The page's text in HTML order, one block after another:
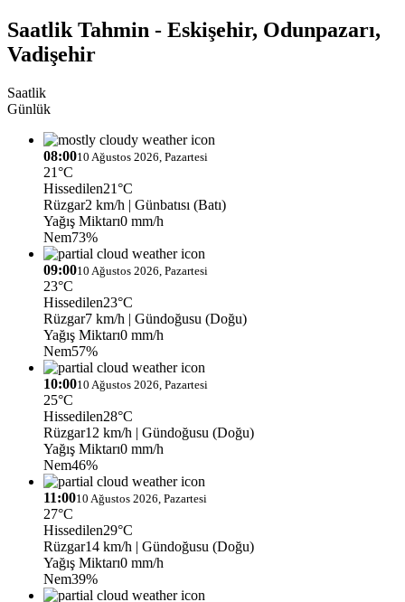
Saatlik Tahmin - Eskişehir, Odunpazarı,
Vadişehir
Saatlik
Günlük
08:0010 Ağustos 2026, Pazartesi
21°C
Hissedilen21°C
Rüzgar2 km/h | Günbatısı (Batı)
Yağış Miktarı0 mm/h
Nem73%
09:0010 Ağustos 2026, Pazartesi
23°C
Hissedilen23°C
Rüzgar7 km/h | Gündoğusu (Doğu)
Yağış Miktarı0 mm/h
Nem57%
10:0010 Ağustos 2026, Pazartesi
25°C
Hissedilen28°C
Rüzgar12 km/h | Gündoğusu (Doğu)
Yağış Miktarı0 mm/h
Nem46%
11:0010 Ağustos 2026, Pazartesi
27°C
Hissedilen29°C
Rüzgar14 km/h | Gündoğusu (Doğu)
Yağış Miktarı0 mm/h
Nem39%